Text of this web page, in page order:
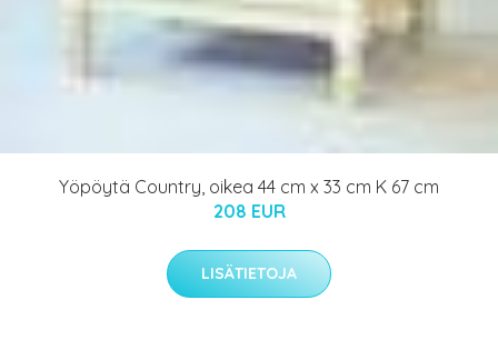
Yöpöytä Country, oikea 44 cm x 33 cm K 67 cm
208 EUR
LISÄTIETOJA